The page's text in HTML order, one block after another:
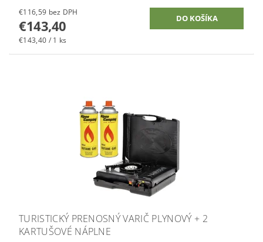
€116,59 bez DPH
€143,40
€143,40 / 1 ks
TURISTICKÝ PRENOSNÝ VARIČ PLYNOVÝ + 2
KARTUŠOVÉ NÁPLNE